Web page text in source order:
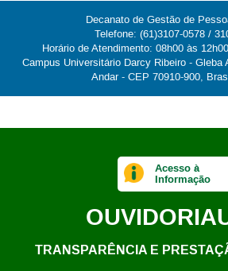
Decanato de Gestão de
Telefone: (61)3107-0578 /
Horário de Atendimento: 08h00 às
Campus Universitário Darcy Ribeiro - Gleba
Andar - CEP 70910-900,
Acesso à
Informação
OUVIDORIA
TRANSPARÊNCIA E